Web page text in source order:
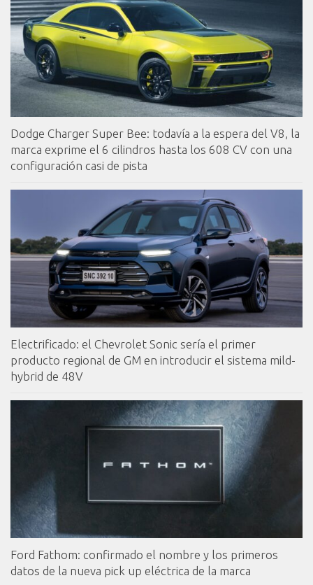
Dodge Charger Super Bee: todavía a la espera del V8, la
marca exprime el 6 cilindros hasta los 608 CV con una
configuración casi de pista
Electrificado: el Chevrolet Sonic sería el primer
producto regional de GM en introducir el sistema mild-
hybrid de 48V
Ford Fathom: confirmado el nombre y los primeros
datos de la nueva pick up eléctrica de la marca